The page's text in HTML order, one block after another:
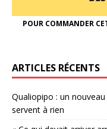
POUR COMMANDER
ARTICLES RÉCENTS
Qualiopipo : un
servent à rien